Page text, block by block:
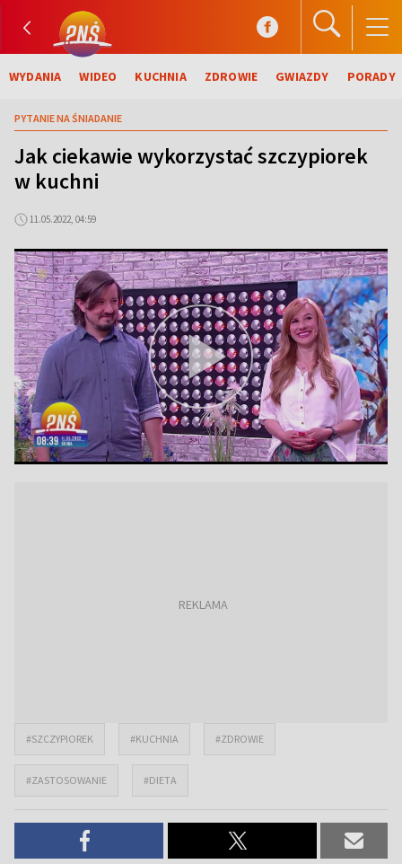
WYDANIA WIDEO KUCHNIA ZDROWIE GWIAZDY PORADY
PYTANIE NA ŚNIADANIE
Jak ciekawie wykorzystać szczypiorek
w kuchni
11.05.2022, 04:59
#SZCZYPIOREK #KUCHNIA #ZDROWIE
#ZASTOSOWANIE #DIETA